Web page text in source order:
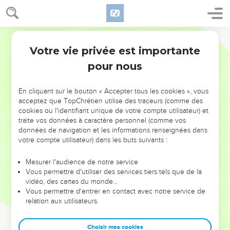
NE MANQUEZ PAS L’ÉVÉNEMENT
DE L’ANNÉE !
ET SI LEURS ERREURS POUVAIENT VOUS ÉVITER LES
VOTRES ?
leur foi ou leur vision. Mais on voit moins les doutes, les erreurs
et les saisons difficiles qu'ils ont traversés, alors même que ce
sont elles qui les ont façonnés.
Dans cette conférence, leaders, entrepreneurs, et responsables
clés pour avancer avec plus de sagesse afin que leurs erreurs
Votre vie privée est importante
pour nous
En cliquant sur le bouton « Accepter tous les cookies », vous
acceptez que TopChrétien utilise des traceurs (comme des
cookies ou l'identifiant unique de votre compte utilisateur) et
traite vos données à caractère personnel (comme vos
données de navigation et les informations renseignées dans
votre compte utilisateur) dans les buts suivants :
Mesurer l'audience de notre service
Vous permettre d'utiliser des services tiers tels que de la
vidéo, des cartes du monde…
Vous permettre d'entrer en contact avec notre service de
relation aux utilisateurs.
Choisir mes cookies